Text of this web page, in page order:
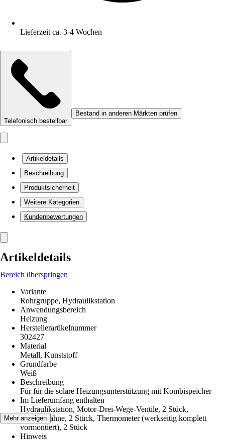
Lieferzeit ca. 3-4 Wochen
Telefonisch bestellbar
Bestand in anderen Märkten prüfen
Artikeldetails
Beschreibung
Produktsicherheit
Weitere Kategorien
Kundenbewertungen
Artikeldetails
Bereich überspringen
Variante
Rohrgruppe, Hydraulikstation
Anwendungsbereich
Heizung
Herstellerartikelnummer
302427
Material
Metall, Kunststoff
Grundfarbe
Weiß
Beschreibung
Für für die solare Heizungsunterstützung mit Kombispeicher
Im Lieferumfang enthalten
Hydraulikstation, Motor-Drei-Wege-Ventile, 2 Stück,
Absperrhähne, 2 Stück, Thermometer (werkseitig komplett
vormontiert), 2 Stück
Hinweis
Mehr anzeigen